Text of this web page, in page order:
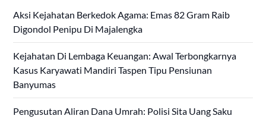
Aksi Kejahatan Berkedok Agama: Emas 82 Gram Raib
Digondol Penipu Di Majalengka
Kejahatan Di Lembaga Keuangan: Awal Terbongkarnya
Kasus Karyawati Mandiri Taspen Tipu Pensiunan
Banyumas
Pengusutan Aliran Dana Umrah: Polisi Sita Uang Saku